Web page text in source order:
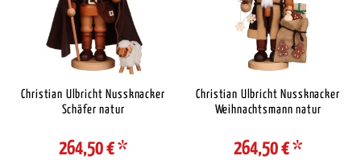
Christian Ulbricht Nussknacker
Schäfer natur
264,50 €*
Christian Ulbricht Nussknacker
Weihnachtsmann natur
264,50 €*